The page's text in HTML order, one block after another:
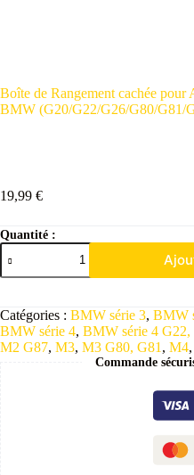
Boîte de Rangement cachée pour
BMW (G20/G22/G26/G80/G81/
19,99 €
Quantité :
Catégories : BMW série 3, BMW
BMW série 4, BMW série 4 G22,
M2 G87, M3, M3 G80, G81 , M4,
Commande